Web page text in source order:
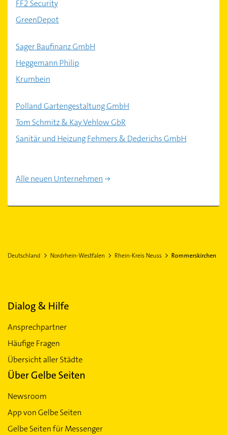
FF2 Security
GreenDepot
Sager Baufinanz GmbH
Heggemann Philip
Krumbein
Polland Gartengestaltung GmbH
Tom Schmitz & Kay Vehlow GbR
Sanitär und Heizung Fehmers & Dederichs GmbH
Alle neuen Unternehmen
Deutschland Nordrhein-Westfalen Rhein-Kreis Neuss Rommerskirchen
Dialog & Hilfe
Ansprechpartner
Häufige Fragen
Übersicht aller Städte
Über Gelbe Seiten
Newsroom
App von Gelbe Seiten
Gelbe Seiten für Messenger